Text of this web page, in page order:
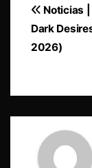
de
Noticias |
Dark
2026)